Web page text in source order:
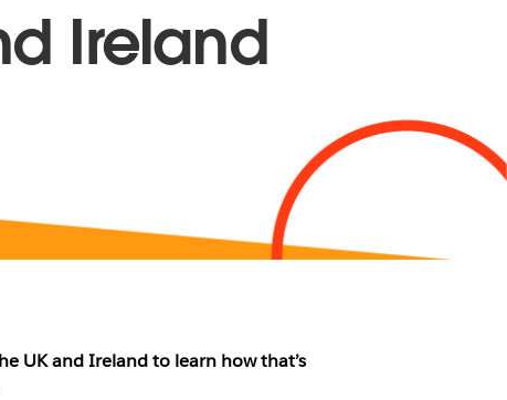
Ireland
UK and Ireland to learn how that’s